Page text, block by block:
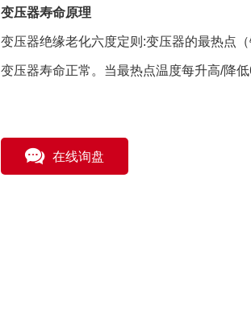
变压器寿命原理
变压器绝缘老化六度定则:变压器的最热点
变压器寿命正常。当最热点温度每升高/降
在线询盘